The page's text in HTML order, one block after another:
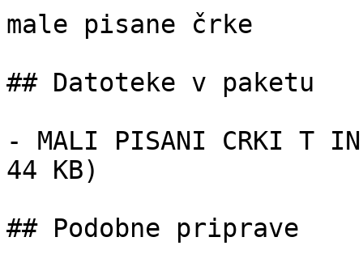
male pisane črke
## Datoteke v paketu
- MALI PISANI CRKI T
44 KB)
## Podobne priprave